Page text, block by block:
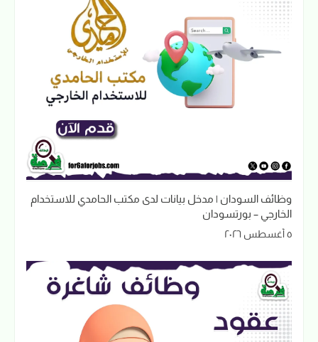
وظائف السودان | مدخل بيانات لدى مكتب الحامدي للاستخدام
الخارجي – بورتسودان
٥ أغسطس ٢٠٢٦